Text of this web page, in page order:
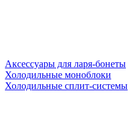
Аксессуары для ларя-бонеты
Холодильные моноблоки
Холодильные сплит-системы